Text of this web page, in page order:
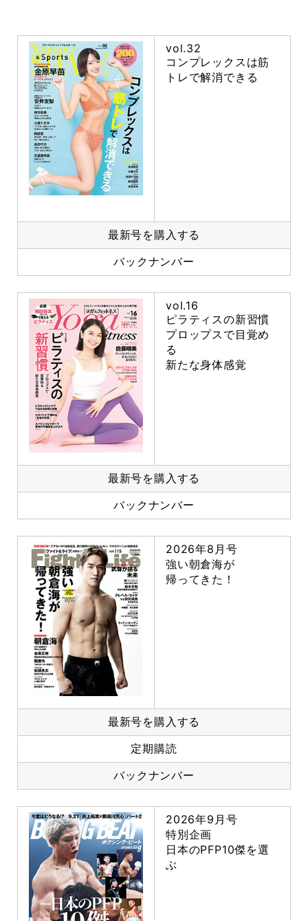
vol.32
コンプレックスは筋
トレで解消できる
最新号を購入する
バックナンバー
vol.16
ピラティスの新習慣
プロップスで目覚め
る
新たな身体感覚
最新号を購入する
バックナンバー
2026年8月号
強い朝倉海が
帰ってきた！
最新号を購入する
定期購読
バックナンバー
2026年9月号
特別企画
日本のPFP10傑を選
ぶ